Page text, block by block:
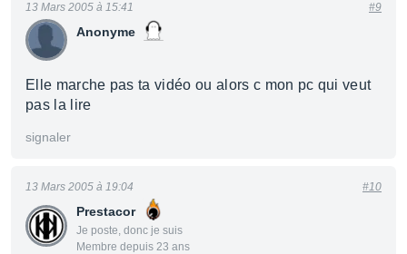
Anonyme
13 Mars 2005 à 15:41 #9
Elle marche pas ta vidéo ou alors c mon pc qui veut
pas la lire
signaler
Prestacor
Je poste, donc je suis
Membre depuis 23 ans
13 Mars 2005 à 19:04 #10